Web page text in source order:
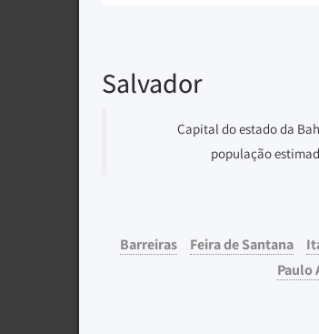
Salvador
Capital do estado da
população
Barreiras Feira de Santana
Paulo